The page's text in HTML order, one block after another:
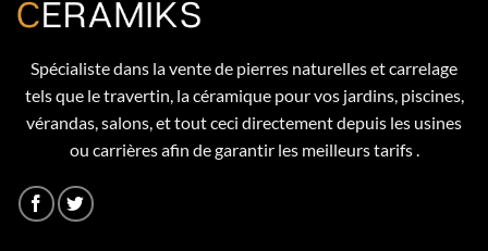
Spécialiste dans la vente de pierres naturelles et carrelage
tels que le travertin, la céramique pour vos jardins, piscines,
vérandas, salons, et tout ceci directement depuis les usines
ou carrières afin de garantir les meilleurs tarifs .